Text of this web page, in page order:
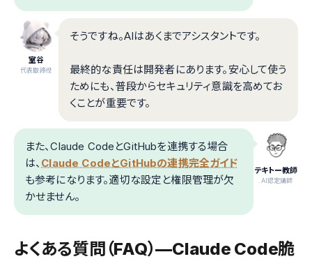
室谷
代表取締役
そうですね。AIはあくまでアシスタントです。
最終的な責任は開発者にあります。安心して使う
ためにも、普段からセキュリティ意識を高めてお
くことが重要です。
テキトー教師
.AI認定講師
また、Claude CodeとGitHubを連携する場合
は、 Claude CodeとGitHubの連携完全ガイド
も参考になります。適切な設定と権限管理が欠
かせません。
よくある質問（FAQ）—Claude Code脆